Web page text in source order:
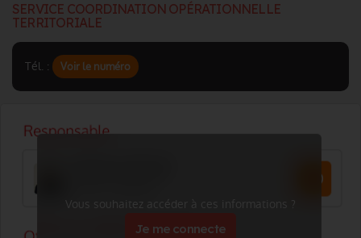
SERVICE COORDINATION OPÉRATIONNELLE
TERRITORIALE
Tél. : Voir le numéro
Vous souhaitez accéder à ces informations ?
Je me connecte